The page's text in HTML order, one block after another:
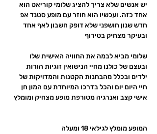
יש אנשים שלא צריך להציג שלומי קוריאט הוא
אחד כזה. ועכשיו הוא חוזר עם מופע סטנד אפ
חדש שנון חושפני שלא דופק חשבון לאף אחד
ובעיקר מצחיק בטירוף
שלומי מביא לבמה את החוויה האישית שלו
ובעצם של כולנו מחיי הנישואין זוגיות הורות
ילדים ובכלל מהבחנות הקטנות והמדויקות של
חיי היום יום והכל בדרכו המיוחדת עם המון חן
אישי קצב ואנרגיה מטורפת מופע מצחיק ומומלץ
המופע מומלץ לגילאי 18 ומעלה